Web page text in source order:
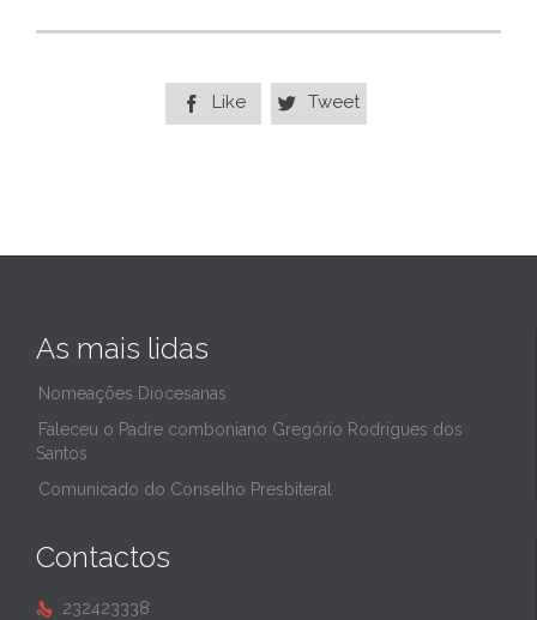
 Like  Tweet
As mais lidas
Nomeações Diocesanas
Faleceu o Padre comboniano Gregório Rodrigues dos
Santos
Comunicado do Conselho Presbiteral
Contactos
 232423338